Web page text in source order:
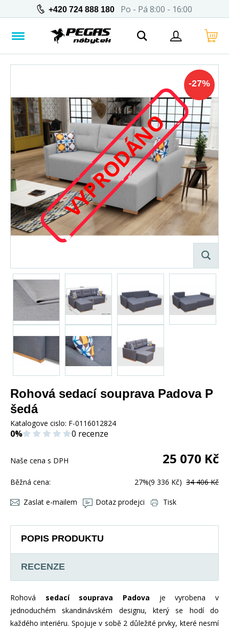
+420 724 888 180 Po - Pá 8:00 - 16:00
VYPRODÁNO
-27%
Rohová sedací souprava Padova P
šedá
Katalogove cislo: F-0116012824
0% 0 recenze
Naše cena s DPH 25 070 Kč
Běžná cena: 27%(9 336 Kč) 34 406 Kč
Zaslat e-mailem Dotaz prodejci Tisk
POPIS PRODUKTU
RECENZE
Rohová sedací souprava Padova je vyrobena v
jednoduchém skandinávském designu, který se hodí do
každého interiéru. Spojuje v sobě 2 důležité prvky, které nesmí